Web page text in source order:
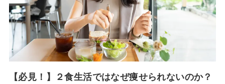
【必見！】２食生活ではなぜ痩せられないのか？